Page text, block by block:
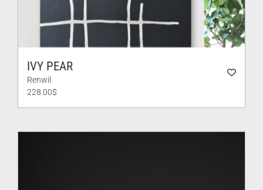
IVY PEAR
Renwil
228.00$